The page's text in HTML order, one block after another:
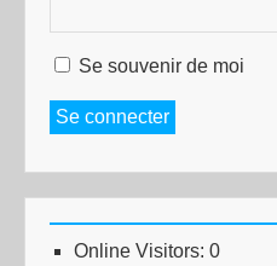
Se souvenir de moi
Se connecter
Online Visitors: 0